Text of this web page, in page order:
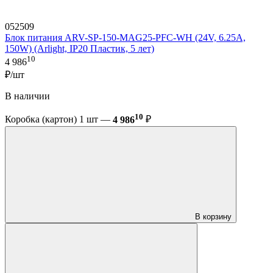
052509
Блок питания ARV-SP-150-MAG25-PFC-WH (24V, 6.25A,
150W) (Arlight, IP20 Пластик, 5 лет)
4 98610
₽/шт
В наличии
Коробка (картон) 1 шт — 4 98610 ₽
В корзину